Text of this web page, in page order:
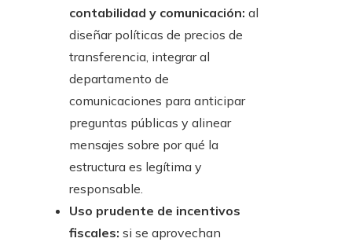
contabilidad y comunicación: al
diseñar políticas de precios de
transferencia, integrar al
departamento de
comunicaciones para anticipar
preguntas públicas y alinear
mensajes sobre por qué la
estructura es legítima y
responsable.
Uso prudente de incentivos
fiscales: si se aprovechan